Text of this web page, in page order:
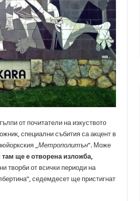
от почитатели на изкуството
специални събития са акцент в
„ Метрополитън“. Може
ще е отворена изложба,
творби от всички периоди на
седемдесет ще пристигнат